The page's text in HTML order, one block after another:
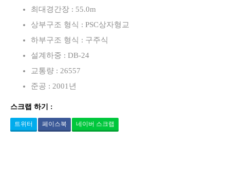
최대경간장 : 55.0m
상부구조 형식 : PSC상자형교
하부구조 형식 : 구주식
설계하중 : DB-24
교통량 : 26557
준공 : 2001년
스크랩 하기 :
트위터 페이스북 네이버 스크랩